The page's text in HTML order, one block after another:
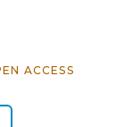
ACCESS